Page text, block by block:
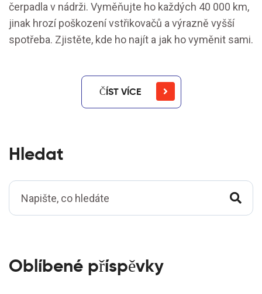
čerpadla v nádrži. Vyměňujte ho každých 40 000 km,
jinak hrozí poškození vstřikovačů a výrazně vyšší
spotřeba. Zjistěte, kde ho najít a jak ho vyměnit sami.
ČÍST VÍCE
Hledat
Oblíbené příspěvky